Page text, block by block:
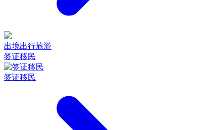
出境出行旅游
签证移民
签证移民